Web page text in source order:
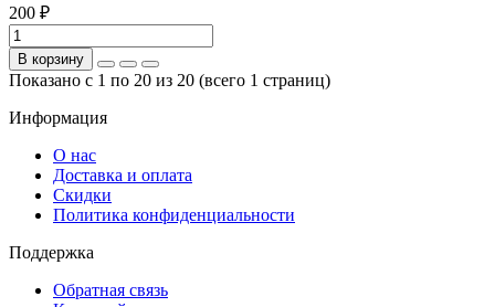
200 ₽
В корзину
Показано с 1 по 20 из 20 (всего 1 страниц)
Информация
О нас
Доставка и оплата
Скидки
Политика конфиденциальности
Поддержка
Обратная связь